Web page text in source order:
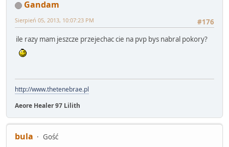
Gandam
#176
Sierpień 05, 2013, 10:07:23 PM
ile razy mam jeszcze przejechac cie na pvp bys nabral pokory?
http://www.thetenebrae.pl
Aeore Healer 97 Lilith
bula
Gość